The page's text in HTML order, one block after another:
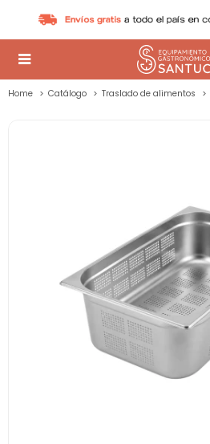

Home Catálogo Traslado de alimentos